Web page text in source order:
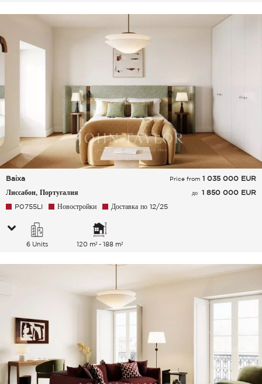
Baixa
Лиссабон, Португалия
Price from 1 035 000 EUR
до 1 850 000 EUR
P0755LI
Новостройки Доставка по 12/25
6 Units 120 m² - 188 m²